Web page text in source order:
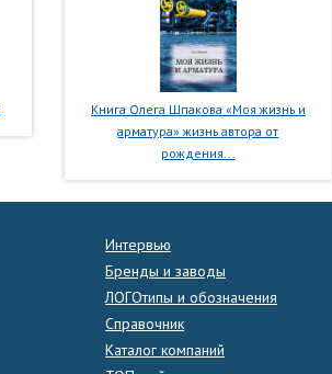
Книга Олега Шпакова «Моя жизнь и
арматура» жизнь автора от
рождения...
Интервью
Бренды и заводы
ЛОГОтипы и обозначения
Справочник
Каталог компаний